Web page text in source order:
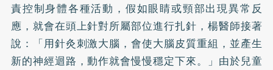
責控制身體各種活動，假如眼睛或頸部出現異常反
應，就會在頭上針對所屬部位進行扎針，楊醫師接著
說：「用針灸刺激大腦，會使大腦皮質重組，並產生
新的神經迴路，動作就會慢慢穩定下來。」由於兒童